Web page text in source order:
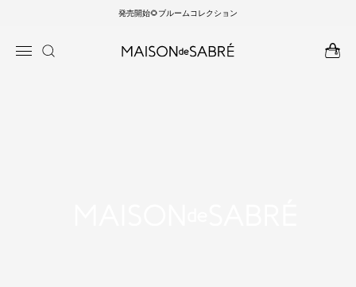
発売開始🌻ブルームコレクション
報にス